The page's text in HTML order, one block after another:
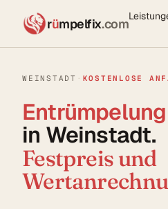
rümpelfix.com
WEINSTADT · KOSTENLOSE
Entrümpelung
in Weinstadt.
Festpreis und